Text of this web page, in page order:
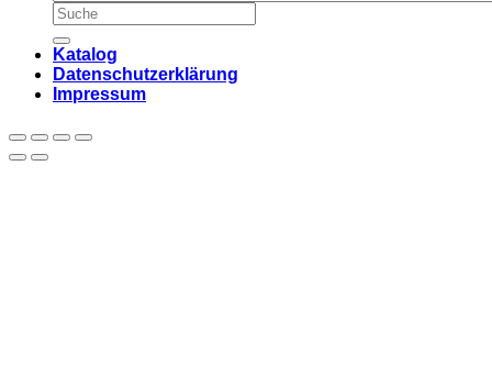
Suchen
nach:
Katalog
Datenschutzerklärung
Impressum